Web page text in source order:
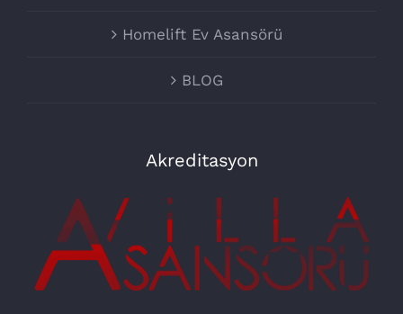
Homelift Ev Asansörü
BLOG
Akreditasyon